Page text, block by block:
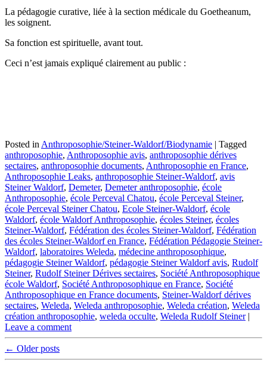
La pédagogie curative, liée à la section médicale du Goetheanum,
les soignent.
Sa fonction est spirituelle, avant tout.
Ceci n’est jamais expliqué clairement au public :
Posted in Anthroposophie/Steiner-Waldorf/Biodynamie | Tagged
anthroposophie, Anthroposophie avis, anthroposophie dérives
sectaires, anthroposophie documents, Anthroposophie en France,
Anthroposophie Leaks, anthroposophie Steiner-Waldorf, avis
Steiner Waldorf, Demeter, Demeter anthroposophie, école
Anthroposophie, école Perceval Chatou, école Perceval Steiner,
école Perceval Steiner Chatou, Ecole Steiner-Waldorf, école
Waldorf, école Waldorf Anthroposophie, écoles Steiner, écoles
Steiner-Waldorf, Fédération des écoles Steiner-Waldorf, Fédération
des écoles Steiner-Waldorf en France, Fédération Pédagogie Steiner-
Waldorf, laboratoires Weleda, médecine anthroposophique,
pédagogie Steiner Waldorf, pédagogie Steiner Waldorf avis, Rudolf
Steiner, Rudolf Steiner Dérives sectaires, Société Anthroposophique
école Waldorf, Société Anthroposophique en France, Société
Anthroposophique en France documents, Steiner-Waldorf dérives
sectaires, Weleda, Weleda anthroposophie, Weleda création, Weleda
création anthroposophie, weleda occulte, Weleda Rudolf Steiner |
Leave a comment
Post
navigation
← Older posts